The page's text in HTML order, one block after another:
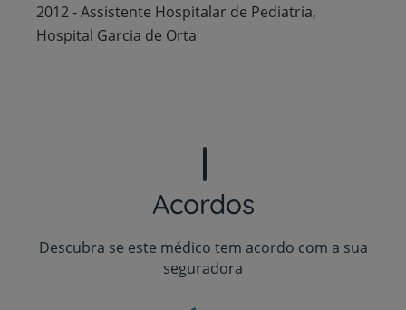
2012 - Assistente Hospitalar de Pediatria,
Hospital Garcia de Orta
Acordos
Descubra se este médico tem acordo com a sua
seguradora